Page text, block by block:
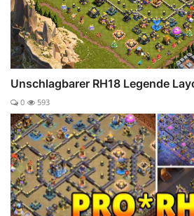
Unschlagbarer RH18 Legende
0 593